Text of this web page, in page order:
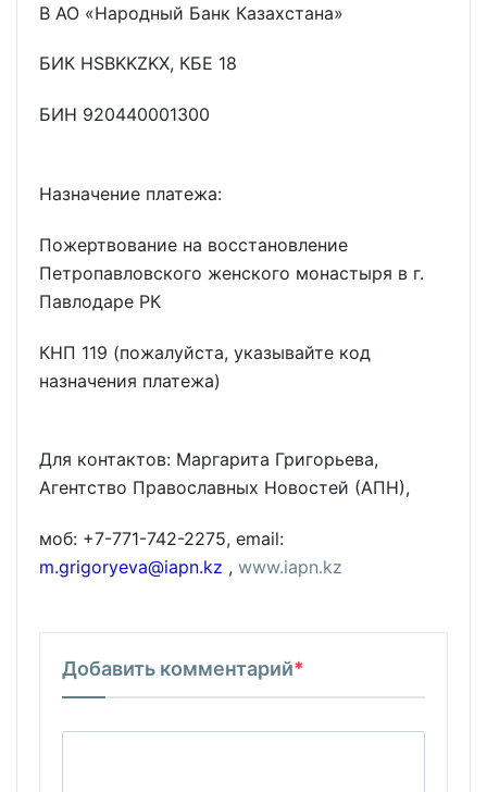
В АО «Народный Банк Казахстана»
БИК HSBKKZKX, КБЕ 18
БИН 920440001300
Назначение платежа:
Пожертвование на восстановление
Петропавловского женского монастыря в г.
Павлодаре РК
КНП 119 (пожалуйста, указывайте код
назначения платежа)
Для контактов: Маргарита Григорьева,
Агентство Православных Новостей (АПН),
моб: +7-771-742-2275, email:
m.grigoryeva@iapn.kz , www.iapn.kz
Добавить комментарий*